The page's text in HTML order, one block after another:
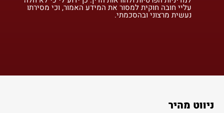
עליי חובה חוקית למסור את המידע האמור, וכי מסירתו
נעשית מרצוני ובהסכמתי.
ניווט מהיר